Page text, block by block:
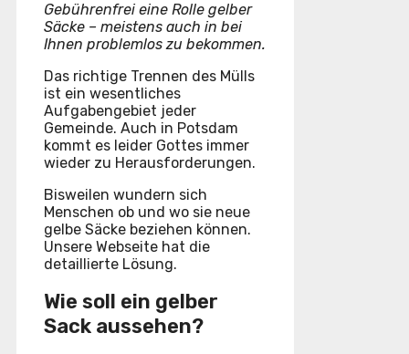
Gebührenfrei eine Rolle gelber
Säcke – meistens auch in bei
Ihnen problemlos zu bekommen.
Das richtige Trennen des Mülls
ist ein wesentliches
Aufgabengebiet jeder
Gemeinde. Auch in Potsdam
kommt es leider Gottes immer
wieder zu Herausforderungen.
Bisweilen wundern sich
Menschen ob und wo sie neue
gelbe Säcke beziehen können.
Unsere Webseite hat die
detaillierte Lösung.
Wie soll ein gelber
Sack aussehen?